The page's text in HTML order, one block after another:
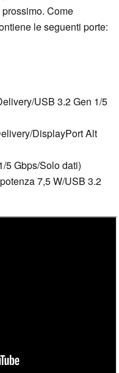
Come
le seguenti porte:
USB 3.2 Gen 1/5
DisplayPort Alt
5 Gbps/Solo dati)
7,5 W/USB 3.2